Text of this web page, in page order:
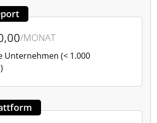
/MONAT
Unternehmen (< 1.000